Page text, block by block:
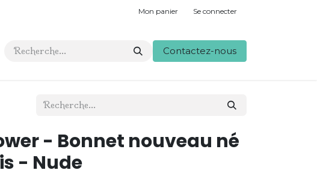
Mon panier Se connecter
Contactez-nous
- Bonnet nouveau né
- Nude